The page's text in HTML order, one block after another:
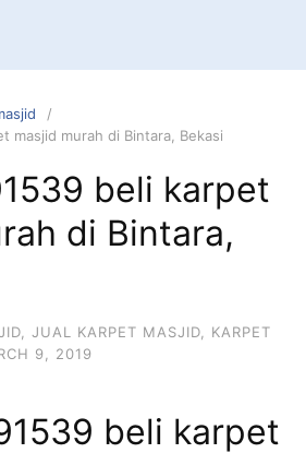
masjid murah di Bintara, Bekasi
beli karpet
di Bintara,
JUAL KARPET MASJID
KARPET
9, 2019
beli karpet